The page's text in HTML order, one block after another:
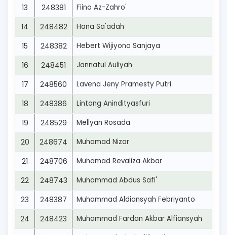
13 248381 Fiina Az-Zahro'
14 248482 Hana Sa'adah
15 248382 Hebert Wijiyono Sanjaya
16 248451 Jannatul Auliyah
17 248560 Lavena Jeny Pramesty Putri
18 248386 Lintang Anindityasfuri
19 248529 Mellyan Rosada
20 248674 Muhamad Nizar
21 248706 Muhamad Revaliza Akbar
22 248743 Muhammad Abdus Safi'
23 248387 Muhammad Aldiansyah Febriyanto
24 248423 Muhammad Fardan Akbar Alfiansyah